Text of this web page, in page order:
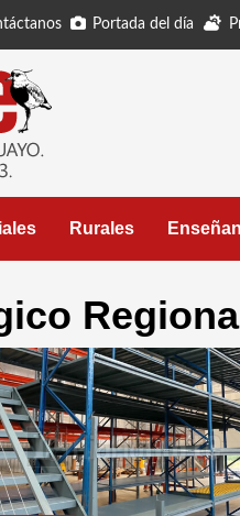
Portada del día
Rurales